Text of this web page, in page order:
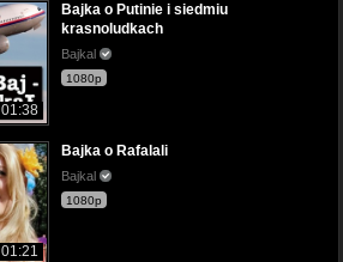
01:38
Bajka o Putinie i siedmiu
krasnoludkach
Bajkal
1080p
01:21
Bajka o Rafalali
Bajkal
1080p